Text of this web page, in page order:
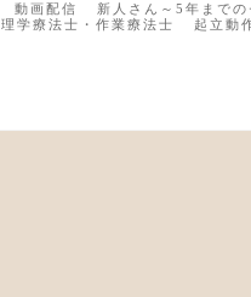
動画配信
新人さん～5年までの
理学療法士・作業療法士 起立動